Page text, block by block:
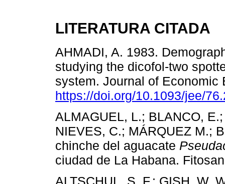
LITERATURA CITADA
AHMADI, A. 1983.
studying the dicofol-two
system. Journal of Economic
https://doi.org/10.1093/jee/
ALMAGUEL, L.; BLANCO,
NIEVES, C.; MÁRQUEZ M.;
chinche del aguacate
ciudad de La Habana.
ALTSCHUL, S. F.; GISH, W.